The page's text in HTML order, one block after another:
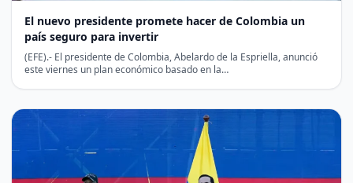
El nuevo presidente promete hacer de Colombia un
país seguro para invertir
(EFE).- El presidente de Colombia, Abelardo de la Espriella, anunció
este viernes un plan económico basado en la…